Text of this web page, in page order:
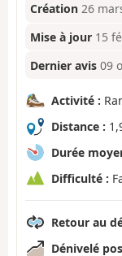
Création 26
Mise à jour 15
Dernier avis 09
Activité :
Distance :
Durée
Difficulté :
Retour au
Dénivelé